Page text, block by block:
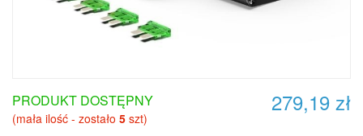
279,19 zł
PRODUKT DOSTĘPNY
(mała ilość - zostało 5 szt)